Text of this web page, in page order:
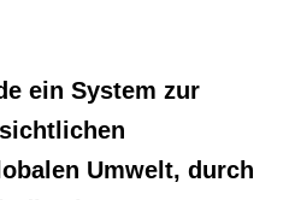
ein System zur
Umwelt, durch